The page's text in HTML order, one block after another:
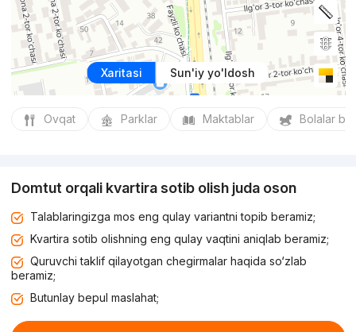
Xaritasi Sun'iy yo'ldosh
Ovqat Parklar Maktablar Bolalar
Domtut orqali kvartira sotib olish juda oson
Talablaringizga mos eng qulay variantni topib beramiz;
Kvartira sotib olishning eng qulay vaqtini aniqlab beramiz;
Quruvchi taklif qilayotgan chegirmalar haqida so‘zlab
beramiz;
Butunlay bepul maslahat;